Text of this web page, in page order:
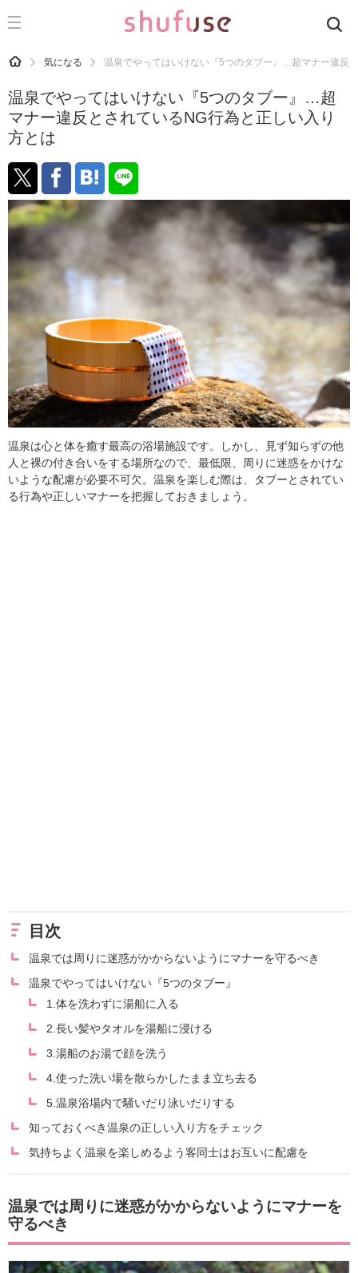
CATEGORY 記事カテゴリ
運気
洗濯
生活の知恵
お金
掃除
マナー
趣味
食材辞典
おすすめ
HOME 気になる 温泉でやってはいけない『5つのタブー』…超マナー違反
温泉でやってはいけない『5つのタブー』…超
マナー違反とされているNG行為と正しい入り
方とは
温泉は心と体を癒す最高の浴場施設です。しかし、見ず知らずの他
人と裸の付き合いをする場所なので、最低限、周りに迷惑をかけな
いような配慮が必要不可欠。温泉を楽しむ際は、タブーとされてい
る行為や正しいマナーを把握しておきましょう。
目次
温泉では周りに迷惑がかからないようにマナーを守るべき
温泉でやってはいけない『5つのタブー』
1.体を洗わずに湯船に入る
2.長い髪やタオルを湯船に浸ける
3.湯船のお湯で顔を洗う
4.使った洗い場を散らかしたまま立ち去る
5.温泉浴場内で騒いだり泳いだりする
知っておくべき温泉の正しい入り方をチェック
気持ちよく温泉を楽しめるよう客同士はお互いに配慮を
温泉では周りに迷惑がかからないようにマナーを
守るべき